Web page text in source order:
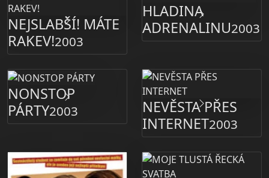
NEJSLABŠÍ! MÁTE
RAKEV!2003
HLADINA
ADRENALINU2003
NONSTOP
PÁRTY2003
NEVĚSTA PŘES
INTERNET2003